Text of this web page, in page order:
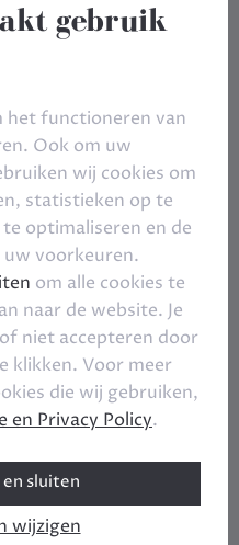
gebruik
het functioneren van
Ook om uw
wij cookies om
statistieken op te
optimaliseren en de
voorkeuren.
om alle cookies te
naar de website. Je
niet accepteren door
klikken. Voor meer
die wij gebruiken,
en Privacy Policy.
sluiten
wijzigen